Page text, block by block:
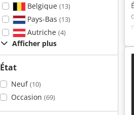
Belgique (13)
Pays-Bas (13)
Autriche (4)
Afficher plus
État
Neuf(10)
Occasion (69)